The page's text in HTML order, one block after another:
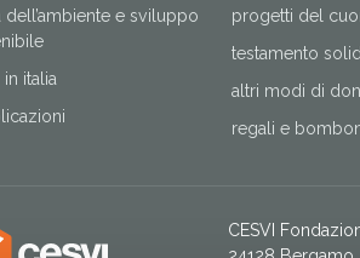
dell’ambiente e sviluppo
italia
progetti del
testamento
altri modi di
regali e
CESVI